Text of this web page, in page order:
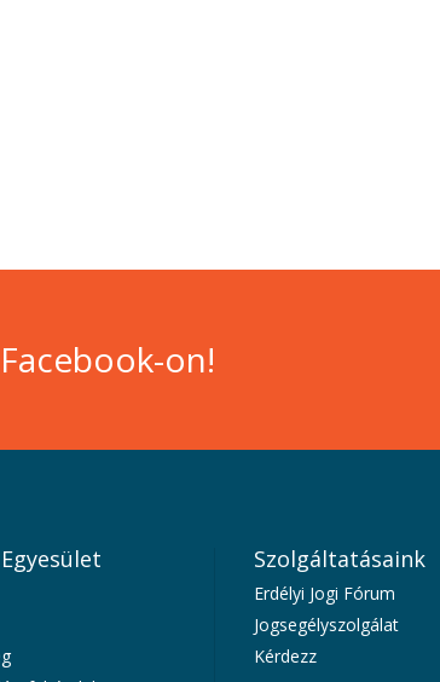
on!
Szolgáltatásaink
Erdélyi Jogi Fórum
Jogsegélyszolgálat
Kérdezz